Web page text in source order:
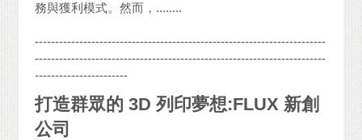
務與獲利模式。然而，........
------------------------------------------------------------------------
------------------------------------------------------------------------
-----------------------
打造群眾的 3D 列印夢想:FLUX 新創
公司